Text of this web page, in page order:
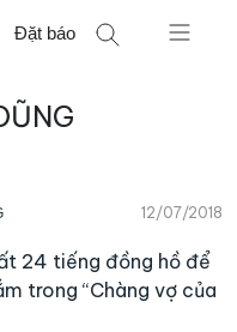
Đặt báo
12/07/2018
24 tiếng đồng hồ để
trong “Chàng vợ của